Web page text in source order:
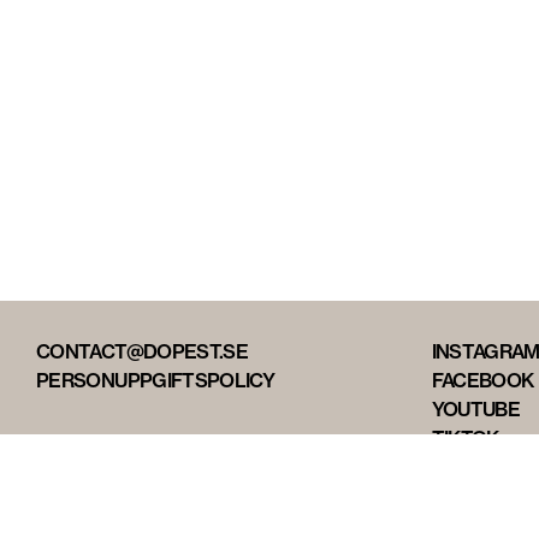
CONTACT@DOPEST.SE
PERSONUPPGIFTSPOLICY
INSTAGRAM
FACEBOOK
YOUTUBE
TIKTOK